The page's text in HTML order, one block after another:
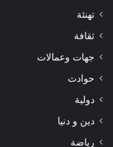
تهنئة
ثقافة
جهات وعمالات
حوادث
دولية
دين و دنيا
رياضة